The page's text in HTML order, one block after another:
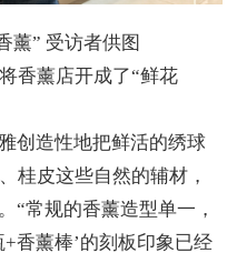
薰” 受访者供图
薰店开成了“鲜花
造性地把鲜活的绣球
桂皮这些自然的辅材，
“常规的香薰造型单一，
香薰棒’的刻板印象已经